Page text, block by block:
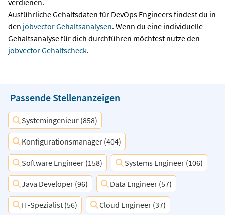
verdienen.
Ausführliche Gehaltsdaten für DevOps Engineers findest du in
den jobvector Gehaltsanalysen. Wenn du eine individuelle
Gehaltsanalyse für dich durchführen möchtest nutze den
jobvector Gehaltscheck.
Passende Stellenanzeigen
Systemingenieur (858)
Konfigurationsmanager (404)
Software Engineer (158) Systems Engineer (106)
Java Developer (96) Data Engineer (57)
IT-Spezialist (56) Cloud Engineer (37)